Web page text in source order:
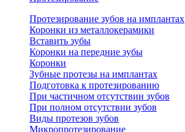
Протезирование зубов на имплантах
Коронки из металлокерамики
Вставить зубы
Коронки на передние зубы
Коронки
Зубные протезы на имплантах
Подготовка к протезированию
При частичном отсутствии зубов
При полном отсутствии зубов
Виды протезов зубов
Микропротезирование